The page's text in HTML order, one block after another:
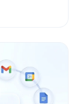
pour votre